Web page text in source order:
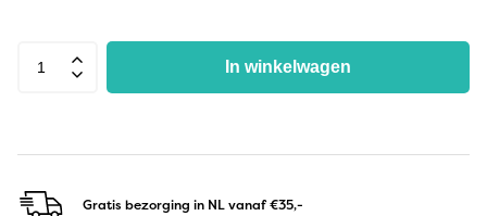
In winkelwagen
Gratis bezorging in NLvanaf €35,-